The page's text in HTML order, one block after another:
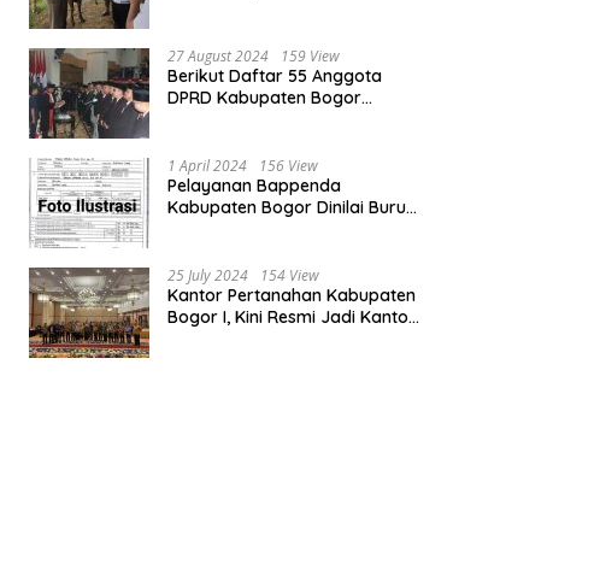
27 August 2024 159 View
Berikut Daftar 55 Anggota
DPRD Kabupaten Bogor
1 April 2024 156 View
Pelayanan Bappenda
Kabupaten Bogor Dinilai Buruk,
25 July 2024 154 View
Kantor Pertanahan Kabupaten
Bogor I, Kini Resmi Jadi Kantor